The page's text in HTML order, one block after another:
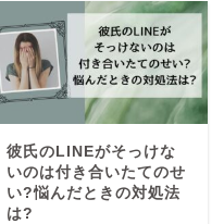
彼氏のLINEがそっけな
いのは付き合いたてのせ
い?悩んだときの対処法
は?